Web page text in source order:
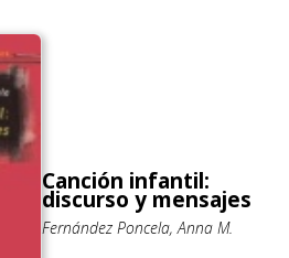
Canción infantil:
discurso y mensajes
Fernández Poncela, Anna M.